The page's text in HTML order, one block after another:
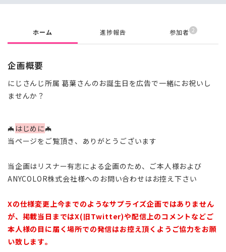
ホーム 進捗報告 参加者 2
企画概要
にじさんじ所属 葛葉さんのお誕生日を広告で一緒にお祝いし
ませんか？
🦇 はじめに🦇
当ページをご覧頂き、ありがとうございます
当企画はリスナー有志による企画のため、ご本人様および
ANYCOLOR株式会社様へのお問い合わせはお控え下さい
Xの仕様変更上今までのようなサプライズ企画ではありません
が、 掲載当日まではX(旧Twitter)や配信上のコメントなどご
本人様の目に届く場所での発信はお控え頂くようご協力をお願
い致します。